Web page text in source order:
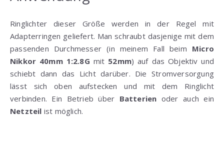
Ringlichter dieser Größe werden in der Regel mit
Adapterringen geliefert. Man schraubt dasjenige mit dem
passenden Durchmesser (in meinem Fall beim Micro
Nikkor 40mm 1:2.8G mit 52mm) auf das Objektiv und
schiebt dann das Licht darüber. Die Stromversorgung
lässt sich oben aufstecken und mit dem Ringlicht
verbinden. Ein Betrieb über Batterien oder auch ein
Netzteil ist möglich.